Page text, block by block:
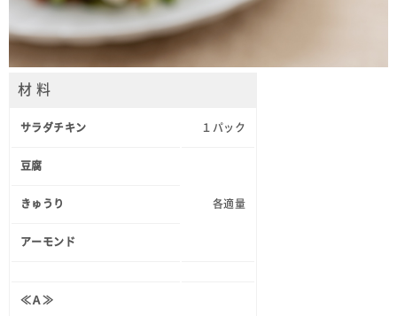
材 料
サラダチキン １パック
豆腐
各適量
きゅうり
アーモンド
≪Ａ≫